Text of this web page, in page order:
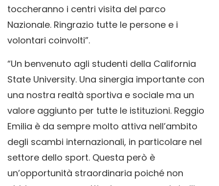
toccheranno i centri visita del parco
Nazionale. Ringrazio tutte le persone e i
volontari coinvolti”.
“Un benvenuto agli studenti della California
State University. Una sinergia importante con
una nostra realtà sportiva e sociale ma un
valore aggiunto per tutte le istituzioni. Reggio
Emilia è da sempre molto attiva nell’ambito
degli scambi internazionali, in particolare nel
settore dello sport. Questa però è
un’opportunità straordinaria poiché non